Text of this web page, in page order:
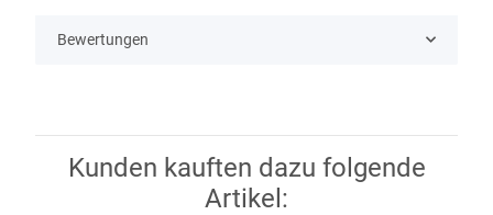
Bewertungen
Kunden kauften dazu folgende
Artikel: